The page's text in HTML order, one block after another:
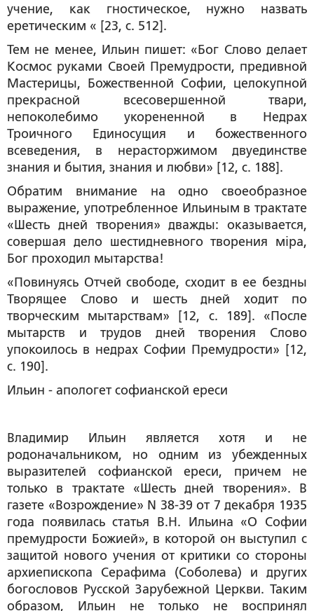
учение, как гностическое, нужно назвать
еретическим « [23, с. 512].
Тем не менее, Ильин пишет: «Бог Слово делает
Космос руками Своей Премудрости, предивной
Мастерицы, Божественной Софии, целокупной
прекрасной всесовершенной твари,
непоколебимо укорененной в Недрах
Троичного Единосущия и божественного
всеведения, в нерасторжимом двуединстве
знания и бытия, знания и любви» [12, с. 188].
Обратим внимание на одно своеобразное
выражение, употребленное Ильиным в трактате
«Шесть дней творения» дважды: оказывается,
совершая дело шестидневного творения мiра,
Бог проходил мытарства!
«Повинуясь Отчей свободе, сходит в ее бездны
Творящее Слово и шесть дней ходит по
творческим мытарствам» [12, с. 189]. «После
мытарств и трудов дней творения Слово
упокоилось в недрах Софии Премудрости» [12,
с. 190].
Ильин - апологет софианской ереси
Владимир Ильин является хотя и не
родоначальником, но одним из убежденных
выразителей софианской ереси, причем не
только в трактате «Шесть дней творения». В
газете «Возрождение» N 38-39 от 7 декабря 1935
года появилась статья В.Н. Ильина «О Софии
премудрости Божией», в которой он выступил с
защитой нового учения от критики со стороны
архиепископа Серафима (Соболева) и других
богословов Русской Зарубежной Церкви. Таким
образом, Ильин не только не воспринял